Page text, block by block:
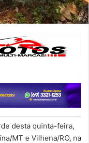
desta quinta-feira,
MT e Vilhena/RO, na